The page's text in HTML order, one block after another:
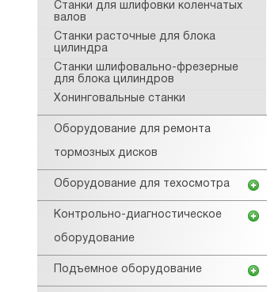
Станки для шлифовки коленчатых
валов
Станки расточные для блока
цилиндра
Станки шлифовально-фрезерные
для блока цилиндров
Хонинговальные станки
Оборудование для ремонта
тормозных дисков
Оборудование для техосмотра
Контрольно-диагностическое
оборудование
Подъемное оборудование